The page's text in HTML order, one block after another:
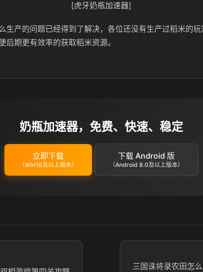
[虎牙奶瓶加速器]
生产的问题已经得到了解决，各位还没有生产过稻米的
后期更有效率的获取稻米资源。
奶瓶加速器，免费、快速、稳定
立即下载
（Win10及以上版本）
下载 Android 版
（Android 8.0及以上版本）
三国诛将录农田怎